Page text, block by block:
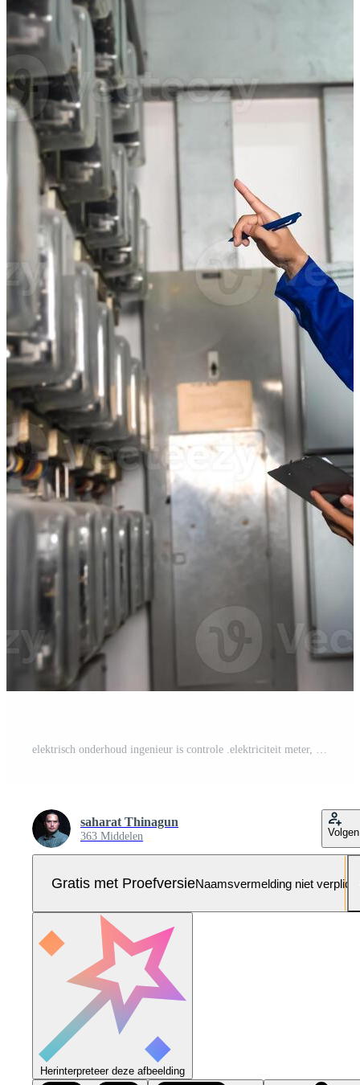
elektrisch onderhoud ingenieur is controle .elektriciteit meter, hoofd distributie bord en schrijven naar beneden waarde van elektriciteit Aan een klembord Pro Foto
saharat Thinagun
363 Middelen Volgen
Gratis met ProefversieNaamsvermelding niet verplicht
Herinterpreteer deze afbeelding